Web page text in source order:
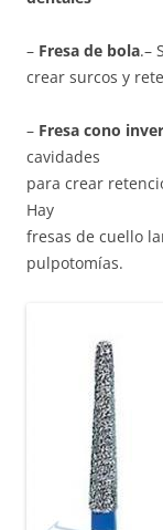
– Fresa de bola.–
crear surcos y
– Fresa cono
cavidades
para crear
Hay
fresas de cuello
pulpotomías.